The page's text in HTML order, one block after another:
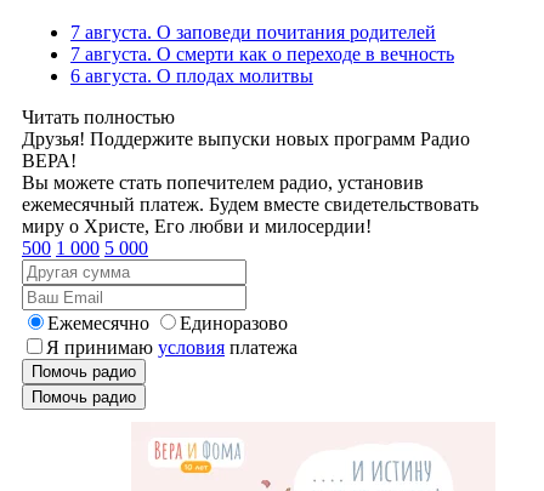
7 августа. О заповеди почитания родителей
7 августа. О смерти как о переходе в вечность
6 августа. О плодах молитвы
Читать полностью
Друзья! Поддержите выпуски новых программ Радио
ВЕРА!
Вы можете стать попечителем радио, установив
ежемесячный платеж. Будем вместе свидетельствовать
миру о Христе, Его любви и милосердии!
500 1 000 5 000
Ежемесячно
Единоразово
Я принимаю условия платежа
Помочь радио
Помочь радио